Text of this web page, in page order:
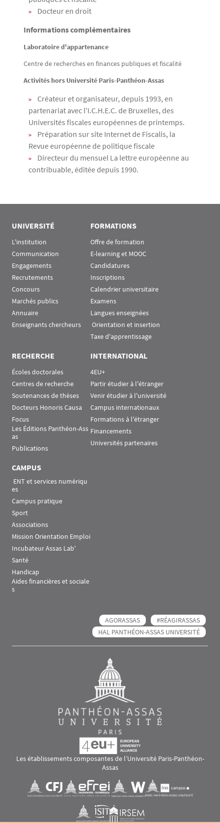
Docteur en droit
Informations complémentaires
Laboratoire d'appartenance
Centre de recherches en finances publiques et fiscalité
Activités hors Université Paris-Panthéon-Assas
Créateur et organisateur, depuis 1993, en
partenariat avec l'I.C.H.E.C. de Bruxelles, des
Universités fiscales européennes de printemps.
Préparation sur site Internet de Fiscalis, la
Revue européenne de politique fiscale
Directeur du mensuel La lettre européenne au
contribuable, éditée depuis 1990.
UNIVERSITÉ
L'institution
Communication
Engagements
Recrutements
Concours
Marchés publics
Annuaire
Enseignants chercheurs
FORMATIONS
Offre de formation
E-learning et MOOC
Candidatures
Inscriptions
Calendrier universitaire
Examens
Langues enseignées
Orientation et insertion
Taxe d'apprentissage
RECHERCHE
Écoles doctorales
Centres de recherche
Soutenances de thèses
Docteurs Honoris Causa
Focus
Les Éditions Panthéon-Ass
as
Publications
INTERNATIONAL
4EU+
Partir étudier à l'étranger
Venir étudier à l'université
Campus internationaux
Formations à l'étranger
Financements
Universités partenaires
CAMPUS
es
Campus pratique
Sport
Associations
Mission Orientation Emploi
Incubateur Assas Lab'
Santé
Handicap
Aides financières et sociale
s
AGORASSAS
#RÉAGIRASSAS
HAL PANTHÉON-ASSAS UNIVERSITÉ
Les établissements composantes de l’Université Paris-Panthéon-
Assas
Visuel svgVisuel svg Visuel svgVisuel svg
Visuel svgVisuel svg